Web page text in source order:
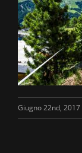
Giugno 22nd, 2017